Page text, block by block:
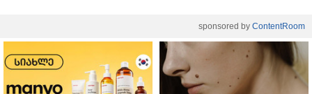
sponsored by ContentRoom